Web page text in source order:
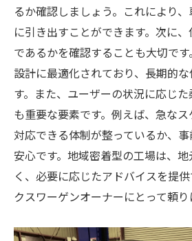
地元の評判が信頼につな
車検を川越市で受けるメリッ
安心感
川越市ならではのサービ
地元での車検がもたらす
地域の交通事情を考慮し
オーナーのニーズに応え
地元の整備工場を選ぶポ
長期的なサポートが安心
るか確認しましょう。これにより
に引き出すことができます。次に
であるかを確認することも大切で
設計に最適化されており、長期的
す。また、ユーザーの状況に応じ
も重要な要素です。例えば、急な
対応できる体制が整っているか、
安心です。地域密着型の工場は、
く、必要に応じたアドバイスを提
クスワーゲンオーナーにとって頼り